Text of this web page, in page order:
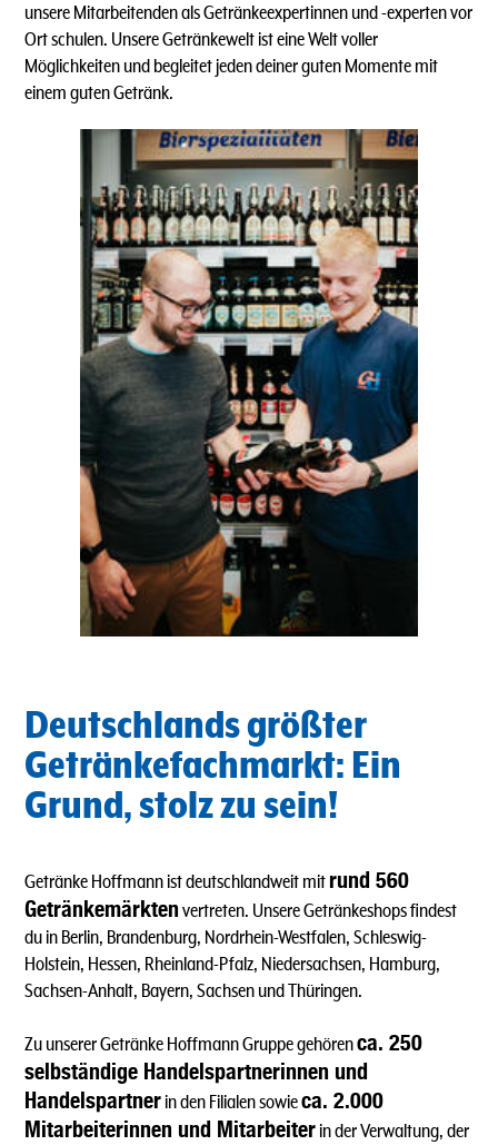
unsere Mitarbeitenden als Getränkeexpertinnen und -experten vor
Ort schulen. Unsere Getränkewelt ist eine Welt voller
Möglichkeiten und begleitet jeden deiner guten Momente mit
einem guten Getränk.
Deutschlands größter
Getränkefachmarkt: Ein
Grund, stolz zu sein!
Getränke Hoffmann ist deutschlandweit mit rund 560
Getränkemärkten vertreten. Unsere Getränkeshops findest
du in Berlin, Brandenburg, Nordrhein-Westfalen, Schleswig-
Holstein, Hessen, Rheinland-Pfalz, Niedersachsen, Hamburg,
Sachsen-Anhalt, Bayern, Sachsen und Thüringen.
Zu unserer Getränke Hoffmann Gruppe gehörenca. 250
selbständige Handelspartnerinnen und
Handelspartner in den Filialen sowieca. 2.000
Mitarbeiterinnen und Mitarbeiter in der Verwaltung, der